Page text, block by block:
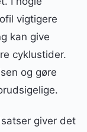
vigtigere
kan give
cyklustider.
og gøre
giver det